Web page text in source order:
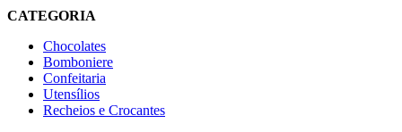
CATEGORIA
Chocolates
Bomboniere
Confeitaria
Utensílios
Recheios e Crocantes